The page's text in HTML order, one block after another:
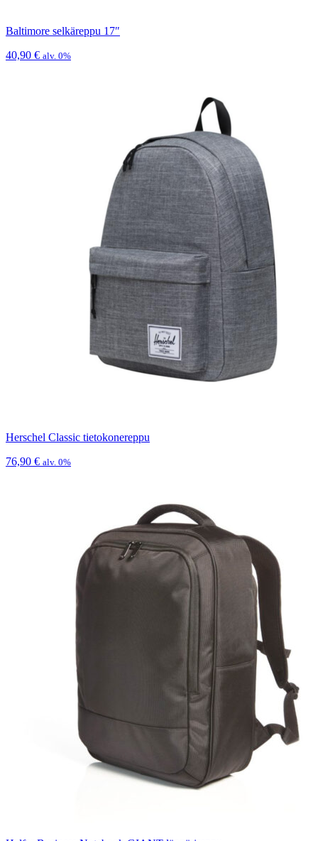
Baltimore selkäreppu 17″
40,90 € alv. 0%
Herschel Classic tietokonereppu
76,90 € alv. 0%